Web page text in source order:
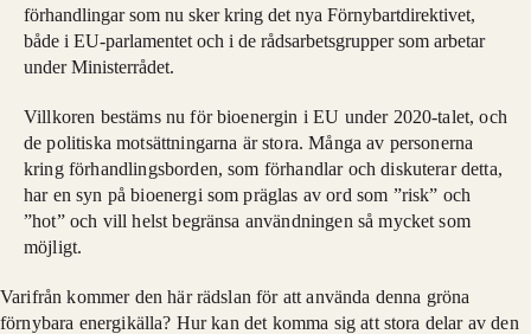
förhandlingar som nu sker kring det nya Förnybartdirektivet,
både i EU-parlamentet och i de rådsarbetsgrupper som arbetar
under Ministerrådet.
Villkoren bestäms nu för bioenergin i EU under 2020-talet, och
de politiska motsättningarna är stora. Många av personerna
kring förhandlingsborden, som förhandlar och diskuterar detta,
har en syn på bioenergi som präglas av ord som ”risk” och
”hot” och vill helst begränsa användningen så mycket som
möjligt.
Varifrån kommer den här rädslan för att använda denna gröna
förnybara energikälla? Hur kan det komma sig att stora delar av den